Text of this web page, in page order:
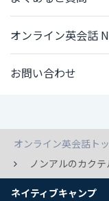
オンライン英会話
お問い合わせ
オンライン英会話ト
ノンアルのカク
ネイティブキャンプ